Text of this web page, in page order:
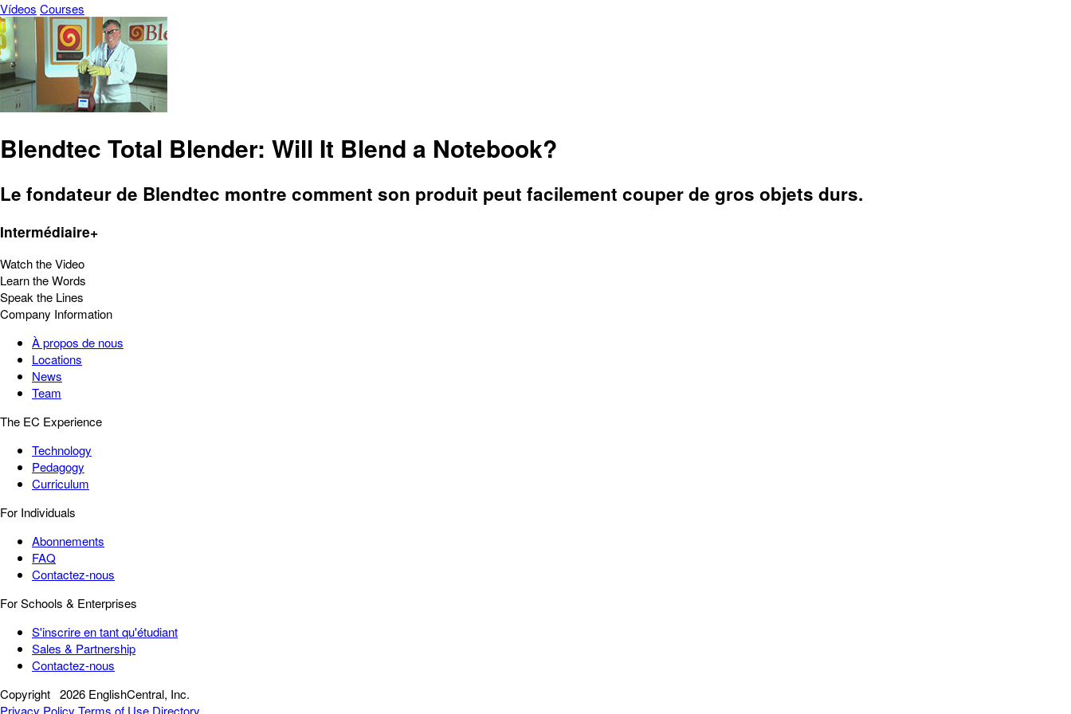
Vídeos Courses
Blendtec Total Blender: Will It Blend a Notebook?
Le fondateur de Blendtec montre comment son produit peut facilement couper de gros objets durs.
Intermédiaire+
Watch the Video
Learn the Words
Speak the Lines
Company Information
À propos de nous
Locations
News
Team
The EC Experience
Technology
Pedagogy
Curriculum
For Individuals
Abonnements
FAQ
Contactez-nous
For Schools & Enterprises
S'inscrire en tant qu'étudiant
Sales & Partnership
Contactez-nous
Copyright 2026 EnglishCentral, Inc.